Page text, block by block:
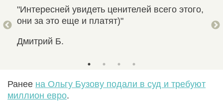
"Интересней увидеть ценителей всего этого,
они за это еще и платят)"
Дмитрий Б.
Ранее на Ольгу Бузову подали в суд и требуют
миллион евро.